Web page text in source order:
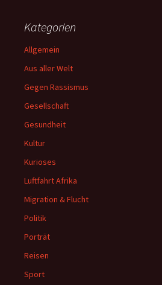
Kategorien
Allgemein
Aus aller Welt
Gegen Rassismus
Gesellschaft
Gesundheit
Kultur
Kurioses
Luftfahrt Afrika
Migration & Flucht
Politik
Porträt
Reisen
Sport